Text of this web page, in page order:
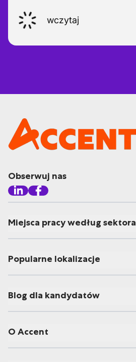
wczytaj
Obserwuj nas
Miejsca pracy według sektora
Popularne lokalizacje
Blog dla kandydatów
O Accent